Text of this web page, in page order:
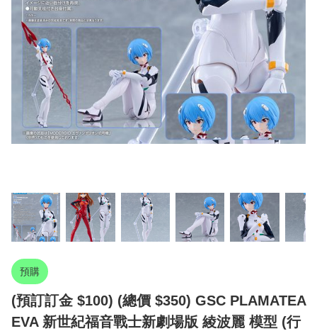
預購
(預訂訂金 $100) (總價 $350) GSC PLAMATEA
EVA 新世紀福音戰士新劇場版 綾波麗 模型 (行